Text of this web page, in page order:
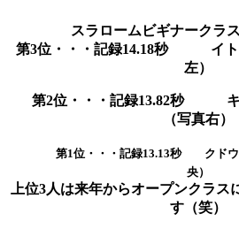
スラロームビギナークラ
第3位・・・記録14.18秒 イト
左）
第2位・・・記録13.82秒 キ
（写真右）
第1位・・・記録13.13秒 クドウ
央）
上位3人は来年からオープンクラス
す（笑）